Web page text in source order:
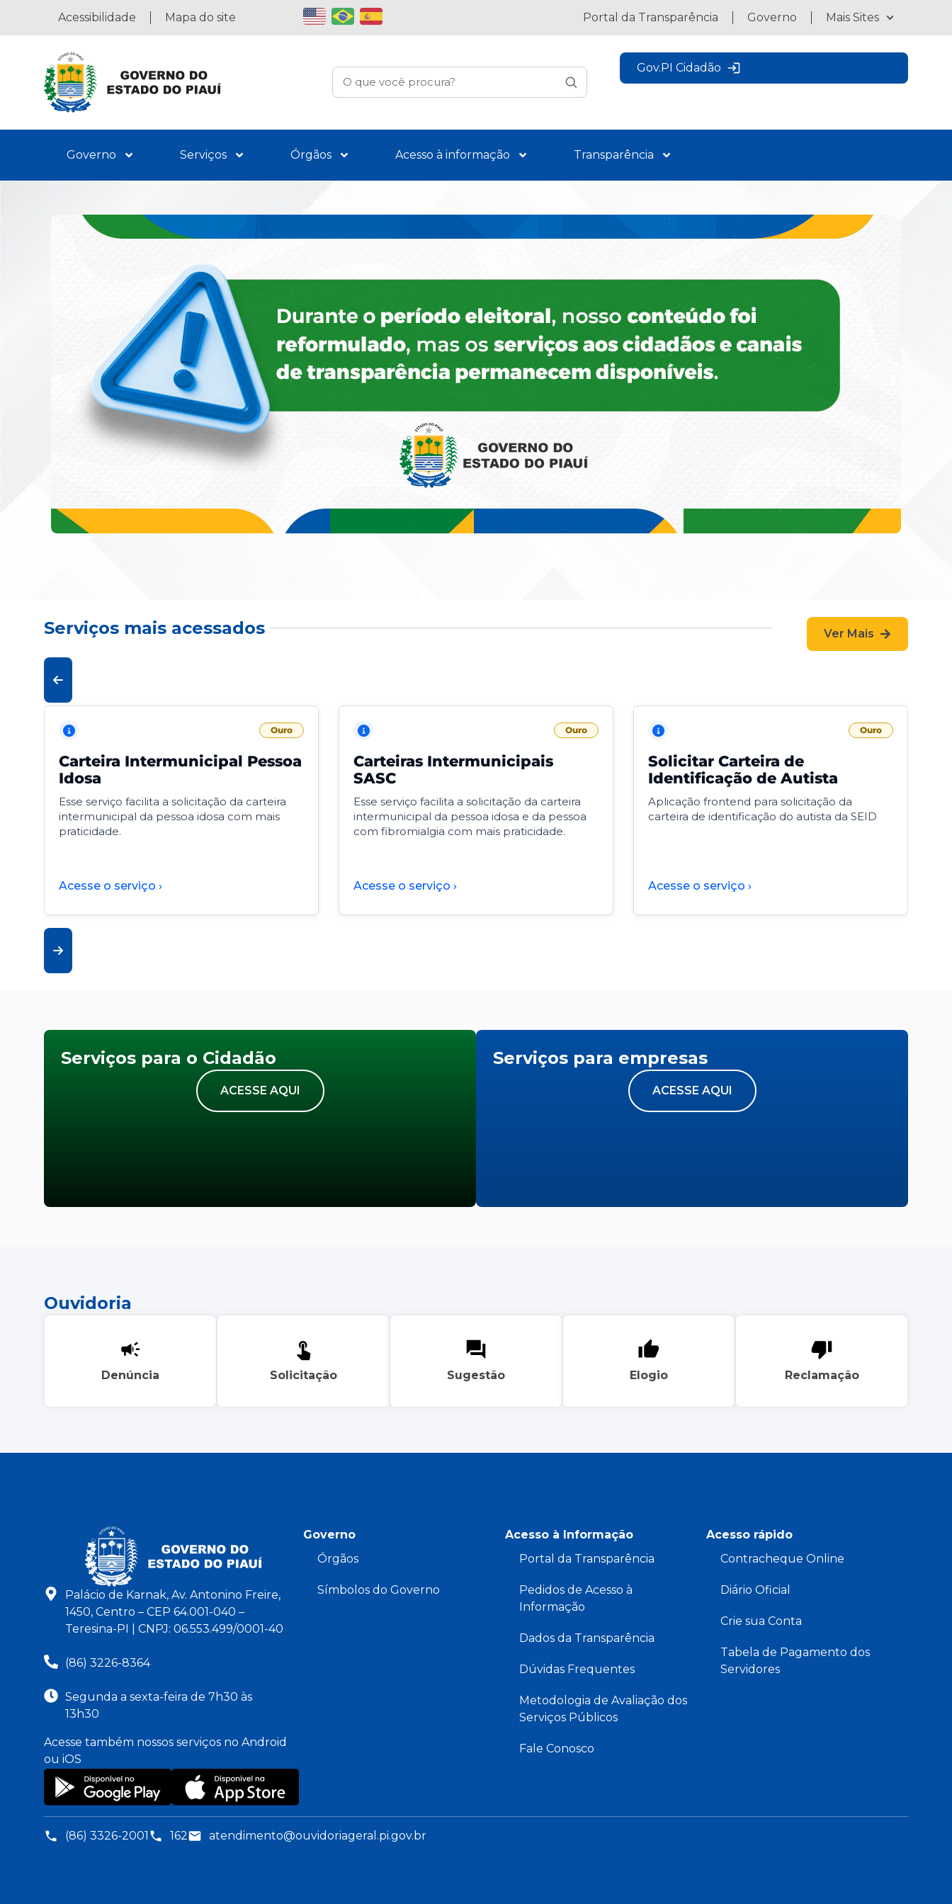
Acessibilidade Mapa do site Portal da Transparência Governo Mais Sites
Gov.PI Cidadão
Governo Serviços Órgãos Acesso à informação Transparência
Serviços mais acessados Ver Mais
Ouro
Carteira Intermunicipal Pessoa
Idosa
Esse serviço facilita a solicitação da carteira
intermunicipal da pessoa idosa com mais
praticidade.
Acesse o serviço ›
Ouro
Carteiras Intermunicipais
SASC
Esse serviço facilita a solicitação da carteira
intermunicipal da pessoa idosa e da pessoa
com fibromialgia com mais praticidade.
Acesse o serviço ›
Ouro
Solicitar Carteira de
Identificação de Autista
Aplicação frontend para solicitação da
carteira de identificação do autista da SEID
Acesse o serviço ›
Serviços para o Cidadão
ACESSE AQUI
Serviços para empresas
ACESSE AQUI
Ouvidoria
Denúncia Solicitação Sugestão Elogio Reclamação
Palácio de Karnak, Av. Antonino Freire,
1450, Centro – CEP 64.001-040 –
Teresina-PI | CNPJ: 06.553.499/0001-40
(86) 3226-8364
Segunda a sexta-feira de 7h30 às
13h30
Acesse também nossos serviços no Android
ou iOS
Governo
Órgãos
Símbolos do Governo
Acesso à Informação
Portal da Transparência
Pedidos de Acesso à
Informação
Dados da Transparência
Dúvidas Frequentes
Metodologia de Avaliação dos
Serviços Públicos
Fale Conosco
Acesso rápido
Contracheque Online
Diário Oficial
Crie sua Conta
Tabela de Pagamento dos
Servidores
(86) 3326-2001 162 atendimento@ouvidoriageral.pi.gov.br